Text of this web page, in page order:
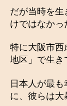
だが当時を
けではなかっ
特に大阪市西
地区」で生き
日本人が最
に、彼らは大